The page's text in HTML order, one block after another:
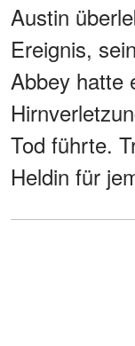
Austin
Ereignis,
Abbey hatte
Tod führte.
Heldin für